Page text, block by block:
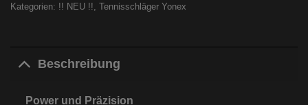
Kategorien: !! NEU !! Tennisschläger Yonex
Beschreibung
Power und Präzision